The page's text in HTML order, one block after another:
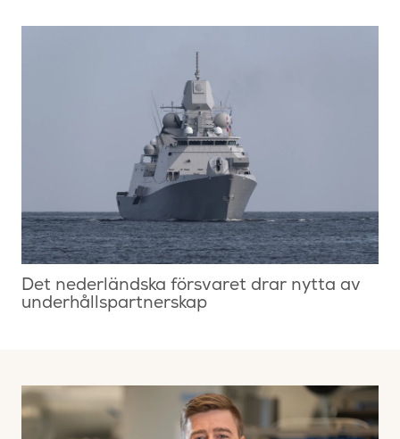
Det nederländska försvaret drar nytta av
underhållspartnerskap